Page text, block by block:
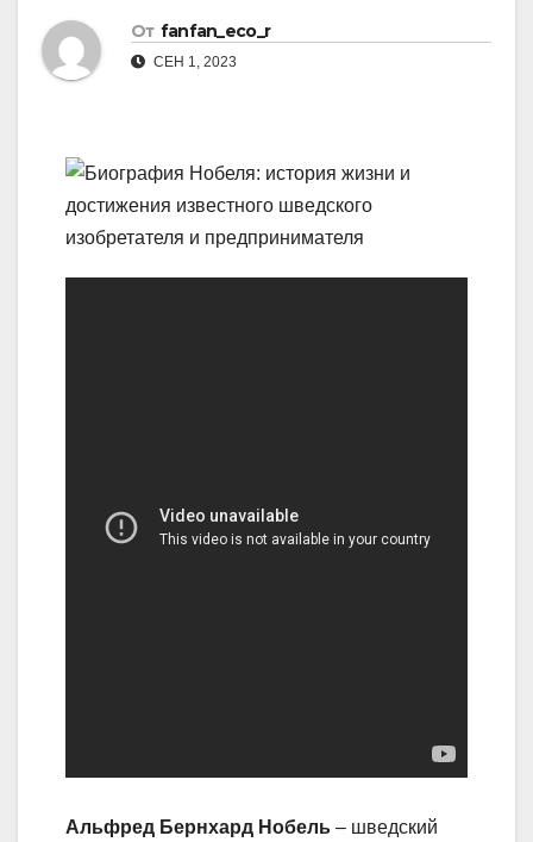
От fanfan_eco_r
СЕН 1, 2023
Альфред Бернхард Нобель – шведский